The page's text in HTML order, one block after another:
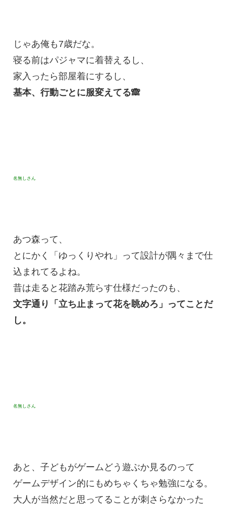
じゃあ俺も7歳だな。
寝る前はパジャマに着替えるし、
家入ったら部屋着にするし、
基本、行動ごとに服変えてる🙈
名無しさん
あつ森って、
とにかく「ゆっくりやれ」って設計が隅々まで仕
込まれてるよね。
昔は走ると花踏み荒らす仕様だったのも、
文字通り「立ち止まって花を眺めろ」ってことだ
し。
名無しさん
あと、子どもがゲームどう遊ぶか見るのって
ゲームデザイン的にもめちゃくちゃ勉強になる。
大人が当然だと思ってることが刺さらなかった